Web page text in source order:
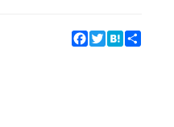
Facebook
Twitter
Hatena